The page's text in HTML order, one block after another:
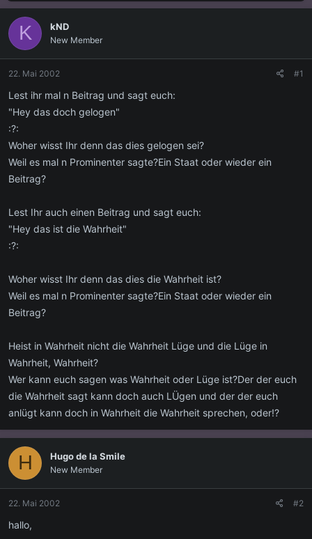
s
t
e
r
s
e
l
m
K kND
New Member
22. Mai 2002 #1
Lest ihr mal n Beitrag und sagt euch:
"Hey das doch gelogen"
:?:
Woher wisst Ihr denn das dies gelogen sei?
Weil es mal n Prominenter sagte?Ein Staat oder wieder ein
Beitrag?
Lest Ihr auch einen Beitrag und sagt euch:
"Hey das ist die Wahrheit"
:?:
Woher wisst Ihr denn das dies die Wahrheit ist?
Weil es mal n Prominenter sagte?Ein Staat oder wieder ein
Beitrag?
Heist in Wahrheit nicht die Wahrheit Lüge und die Lüge in
Wahrheit, Wahrheit?
Wer kann euch sagen was Wahrheit oder Lüge ist?Der der euch
die Wahrheit sagt kann doch auch LÜgen und der der euch
anlügt kann doch in Wahrheit die Wahrheit sprechen, oder!?
H Hugo de la Smile
New Member
22. Mai 2002 #2
hallo,